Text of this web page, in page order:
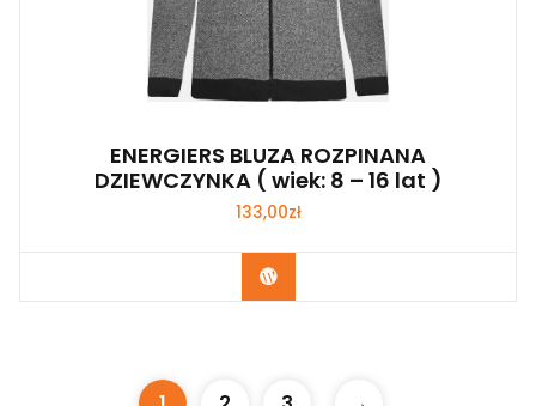
ENERGIERS BLUZA ROZPINANA
DZIEWCZYNKA ( wiek: 8 – 16 lat )
133,00zł
Kup Teraz